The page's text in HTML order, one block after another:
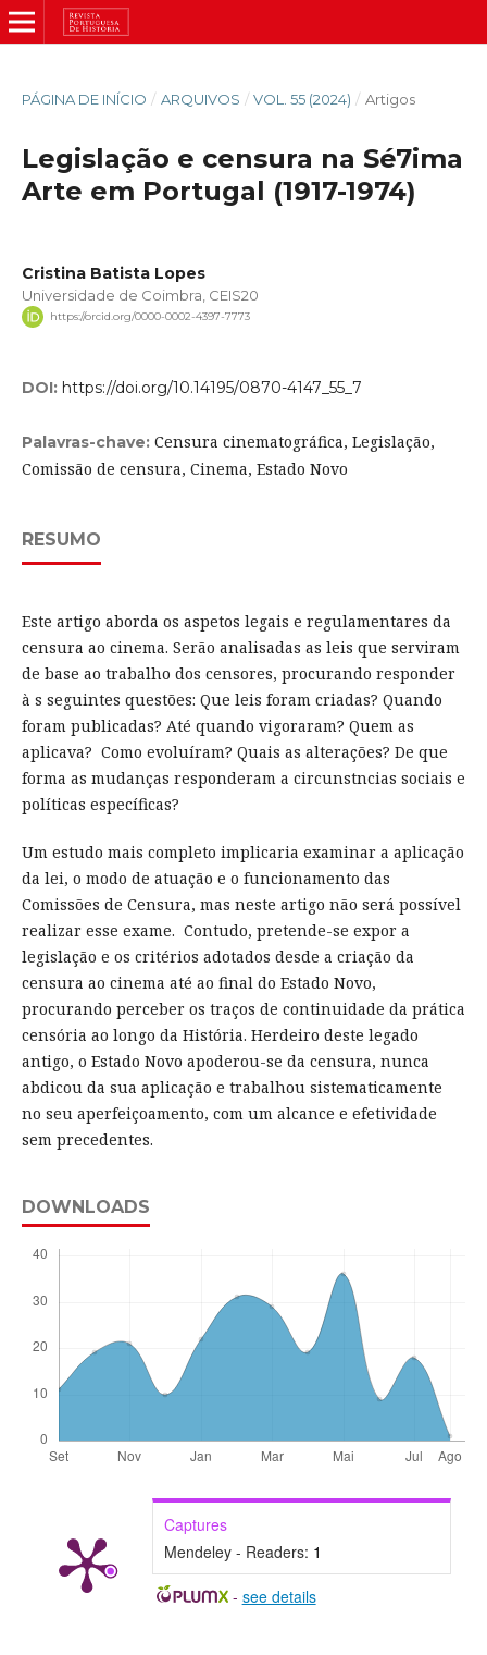
PÁGINA DE INÍCIO / ARQUIVOS / VOL. 55 (2024) / Artigos
Legislação e censura na Sé7ima
Arte em Portugal (1917-1974)
Cristina Batista Lopes
Universidade de Coimbra, CEIS20
https://orcid.org/0000-0002-4397-7773
DOI: https://doi.org/10.14195/0870-4147_55_7
Palavras-chave: Censura cinematográfica, Legislação,
Comissão de censura, Cinema, Estado Novo
RESUMO
Este artigo aborda os aspetos legais e regulamentares da
censura ao cinema. Serão analisadas as leis que serviram
de base ao trabalho dos censores, procurando responder
à s seguintes questões: Que leis foram criadas? Quando
foram publicadas? Até quando vigoraram? Quem as
aplicava? Como evoluíram? Quais as alterações? De que
forma as mudanças responderam a circunstncias sociais e
políticas específicas?
Um estudo mais completo implicaria examinar a aplicação
da lei, o modo de atuação e o funcionamento das
Comissões de Censura, mas neste artigo não será possível
realizar esse exame. Contudo, pretende-se expor a
legislação e os critérios adotados desde a criação da
censura ao cinema até ao final do Estado Novo,
procurando perceber os traços de continuidade da prática
censória ao longo da História. Herdeiro deste legado
antigo, o Estado Novo apoderou-se da censura, nunca
abdicou da sua aplicação e trabalhou sistematicamente
no seu aperfeiçoamento, com um alcance e efetividade
sem precedentes.
DOWNLOADS
Captures
Mendeley - Readers: 1
- see details